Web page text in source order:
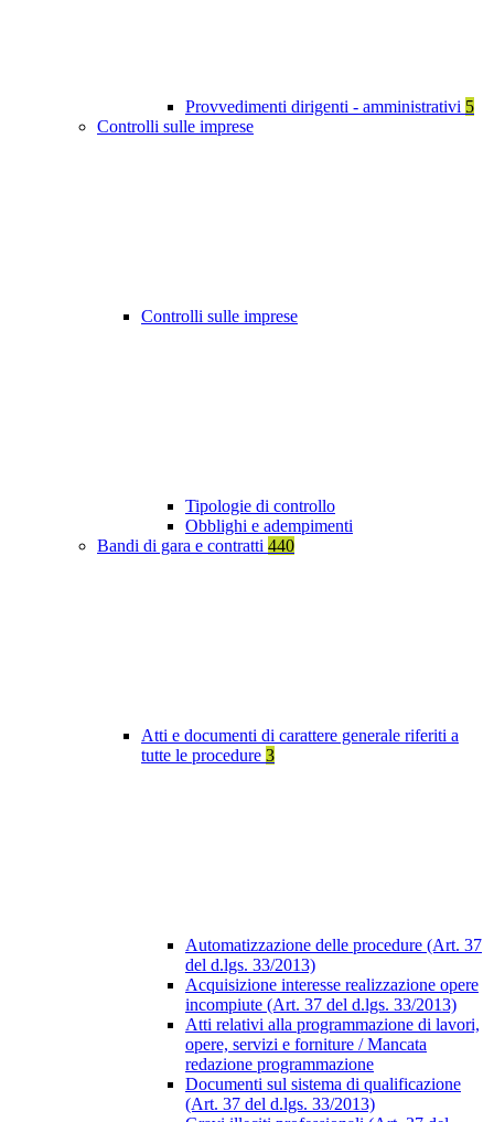
Provvedimenti dirigenti - amministrativi 5
Controlli sulle imprese
Controlli sulle imprese
Tipologie di controllo
Obblighi e adempimenti
Bandi di gara e contratti 440
Atti e documenti di carattere generale riferiti a
tutte le procedure 3
Automatizzazione delle procedure (Art. 37
del d.lgs. 33/2013)
Acquisizione interesse realizzazione opere
incompiute (Art. 37 del d.lgs. 33/2013)
Atti relativi alla programmazione di lavori,
opere, servizi e forniture / Mancata
redazione programmazione
Documenti sul sistema di qualificazione
(Art. 37 del d.lgs. 33/2013)